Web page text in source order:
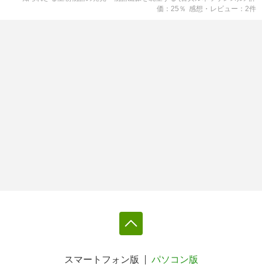
価
25 ％ 感想・レビュー 2件
スマートフォン版 パソコン版